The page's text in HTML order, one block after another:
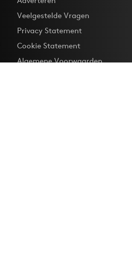
Veelgestelde Vragen
Privacy Statement
Cookie Statement
Algemene Voorwaarden